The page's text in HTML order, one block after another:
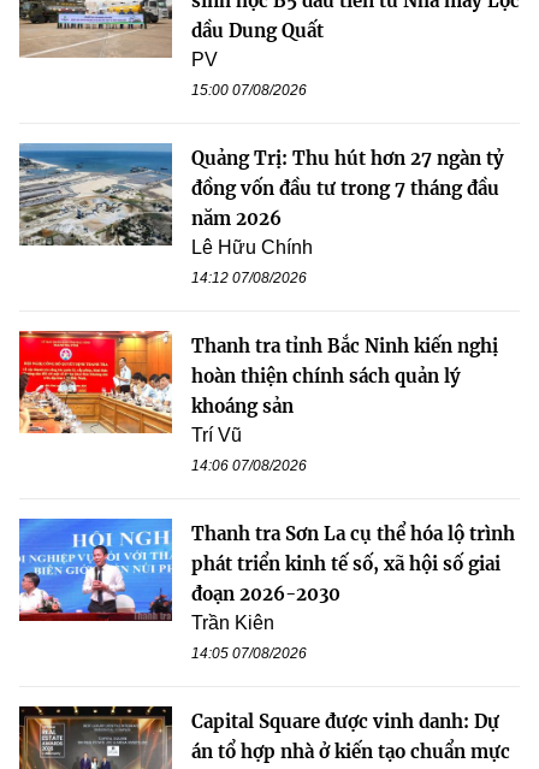
dầu Dung Quất
PV
15:00 07/08/2026
Quảng Trị: Thu hút hơn 27 ngàn tỷ
đồng vốn đầu tư trong 7 tháng đầu
năm 2026
Lê Hữu Chính
14:12 07/08/2026
Thanh tra tỉnh Bắc Ninh kiến nghị
hoàn thiện chính sách quản lý
khoáng sản
Trí Vũ
14:06 07/08/2026
Thanh tra Sơn La cụ thể hóa lộ trình
phát triển kinh tế số, xã hội số giai
đoạn 2026-2030
Trần Kiên
14:05 07/08/2026
Capital Square được vinh danh: Dự
án tổ hợp nhà ở kiến tạo chuẩn mực